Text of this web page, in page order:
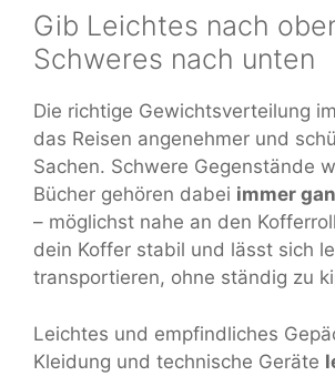
Gib Leichtes nach
Schweres nach unten
Die richtige Gewichtsverteilung
das Reisen angenehmer und
Sachen. Schwere Gegenstände
Bücher gehören dabei immer
– möglichst nahe an den
dein Koffer stabil und lässt sich
transportieren, ohne ständig zu
Leichtes und empfindliches
Kleidung und technische Geräte